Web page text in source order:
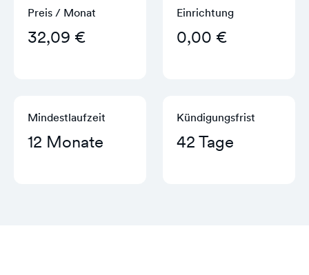
Preis / Monat
32,09 €
Einrichtung
0,00 €
Mindestlaufzeit
12 Monate
Kündigungs­frist
42 Tage